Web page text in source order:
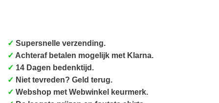
✓ Supersnelle verzending.
✓ Achteraf betalen mogelijk met Klarna.
✓ 14 Dagen bedenktijd.
✓ Niet tevreden? Geld terug.
✓ Webshop met Webwinkel keurmerk.